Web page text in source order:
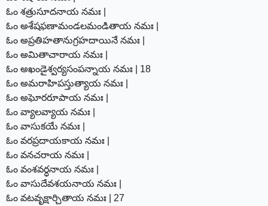
ఓం శత్రుసూదనాయ నమః |
ఓం అశేషఫణామండలమండితాయ నమః |
ఓం అప్రతిహతానుగ్రహదాయినే నమః |
ఓం అమితాచారాయ నమః |
ఓం అఖండైశ్వర్యసంపన్నాయ నమః | 18
ఓం అమరాహిపస్తుత్యాయ నమః |
ఓం అఘోరరూపాయ నమః |
ఓం వ్యాలవ్యాయ నమః |
ఓం వాసుకయే నమః |
ఓం వరప్రదాయకాయ నమః |
ఓం వనచరాయ నమః |
ఓం వంశవర్ధనాయ నమః |
ఓం వాసుదేవశయనాయ నమః |
ఓం వటవృక్షార్చితాయ నమః | 27